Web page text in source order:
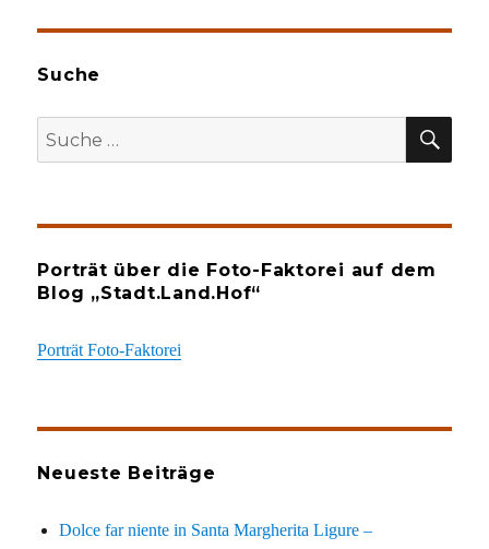
Suche
Suche
nach:
Porträt über die Foto-Faktorei auf dem
Blog „Stadt.Land.Hof“
Porträt Foto-Faktorei
Neueste Beiträge
Dolce far niente in Santa Margherita Ligure –